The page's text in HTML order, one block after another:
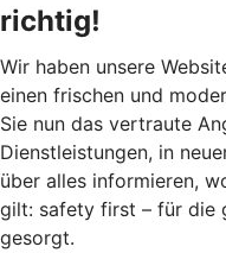
richtig!
Wir haben unsere
einen frischen und
Sie nun das vertraute
Dienstleistungen, in
über alles informieren,
gilt: safety first – für die
gesorgt.